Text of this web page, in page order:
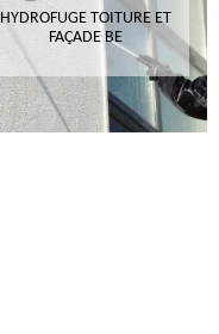
HYDROFUGE TOITURE ET
FAÇADE BE